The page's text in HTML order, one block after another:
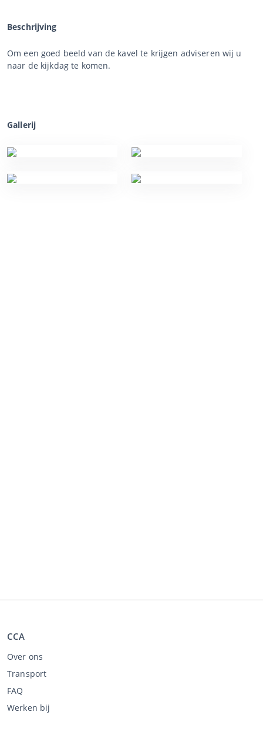
Beschrijving
Om een goed beeld van de kavel te krijgen adviseren wij u
naar de kijkdag te komen.
Gallerij
CCA
Over ons
Transport
FAQ
Werken bij